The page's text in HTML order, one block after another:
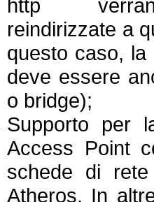
http
reindirizzate a
questo caso,
deve essere
o bridge);
Supporto per
Access Point
schede di
Atheros. In